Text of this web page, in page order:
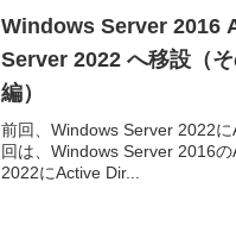
Windows Server 2016
Server 2022 へ移設（
編）
前回、Windows Server 2022
回は、Windows Server 2016
2022にActive Dir...